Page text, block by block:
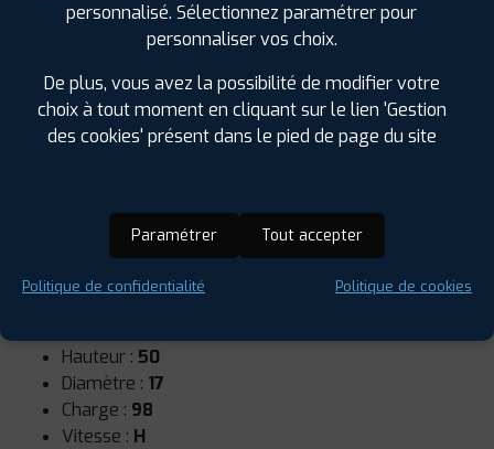
Saison :
Hiver
Hauteur : 50
Diamètre : 17
Charge : 98
Vitesse : H
personnalisé. Sélectionnez paramétrer pour
personnaliser vos choix.
De plus, vous avez la possibilité de modifier votre
choix à tout moment en cliquant sur le lien 'Gestion
des cookies' présent dans le pied de page du site
Paramétrer Tout accepter
Politique de confidentialité Politique de cookies